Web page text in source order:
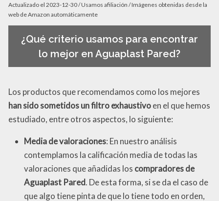
Actualizado el 2023-12-30 / Usamos afiliación / Imágenes obtenidas desde la
web de Amazon automáticamente
¿Qué criterio usamos para encontrar
lo mejor en Aguaplast Pared?
Los productos que recomendamos como los mejores
han sido sometidos un filtro exhaustivoen el que hemos
estudiado, entre otros aspectos, lo siguiente:
Media de valoraciones: En nuestro análisis
contemplamos la calificación media de todas las
valoraciones que añadidas los compradores de
Aguaplast Pared. De esta forma, si se da el caso de
que algo tiene pinta de que lo tiene todo en orden,